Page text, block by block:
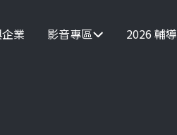
業 影音專區 2026 輔